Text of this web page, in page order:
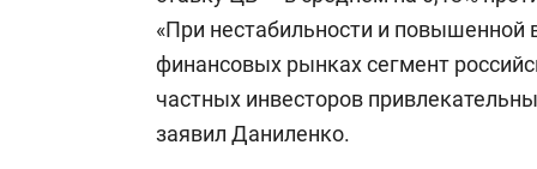
«При нестабильности и повышенной
финансовых рынках сегмент
частных инвесторов
заявил Даниленко.